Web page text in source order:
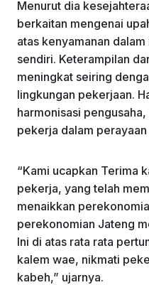
Menurut dia
berkaitan mengenai
atas kenyamanan
sendiri. Keterampilan
meningkat seiring
lingkungan pekerjaan.
harmonisasi
pekerja dalam
“Kami ucapkan Terima
pekerja, yang telah
menaikkan
perekonomian Jateng
Ini di atas rata rata
kalem wae, nikmati
kabeh,” ujarnya.